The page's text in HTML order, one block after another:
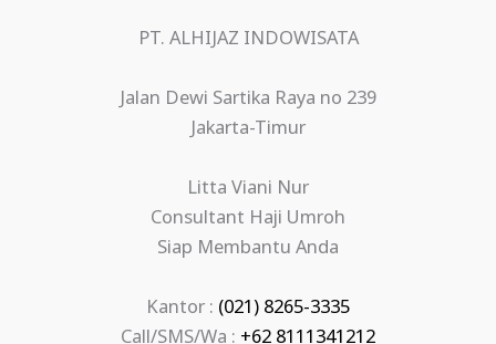
PT. ALHIJAZ INDOWISATA
Jalan Dewi Sartika Raya no 239
Jakarta-Timur
Litta Viani Nur
Consultant Haji Umroh
Siap Membantu Anda
Kantor : (021) 8265-3335
Call/SMS/Wa : +62 8111341212